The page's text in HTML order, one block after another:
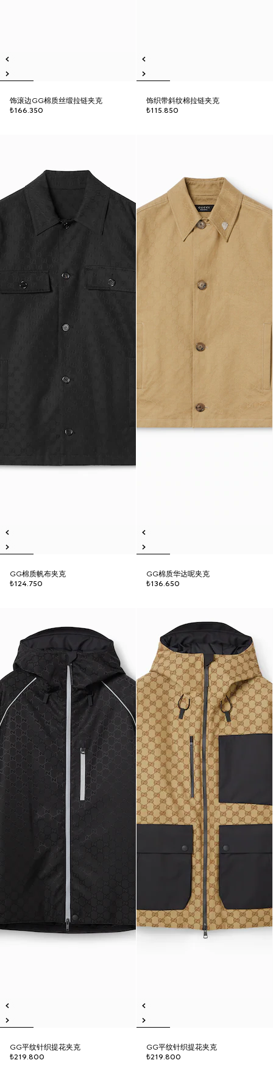
饰滚边GG棉质丝缎拉链夹克
₺166.350
饰织带斜纹棉拉链夹克
₺115.850
GG棉质帆布夹克
₺124.750
GG棉质华达呢夹克
₺136.650
GG平纹针织提花夹克
₺219.800
GG平纹针织提花夹克
₺219.800